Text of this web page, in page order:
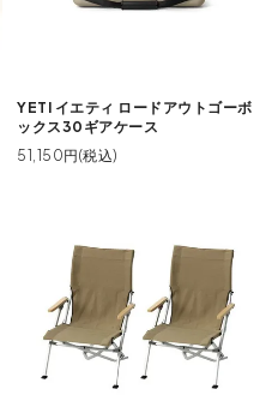
YETI イエティ ロードアウトゴーボ
ックス30ギアケース
51,150円(税込)